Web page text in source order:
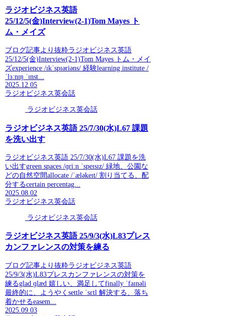
ラジオビジネス英語
25/12/5(金)Interview(2-1)Tom Mayes ト
ム・メイズ
ブログ記事より抜粋ラジオビジネス英語
25/12/5(金)Interview(2-1)Tom Mayes トム・メイ
ズexperience /ɪkˈspɪəriəns/ 経験learning institute /
ˈlɜːnɪŋ ˈɪnst...
2025.12.05
ラジオビジネス英会話
ラジオビジネス英会話
ラジオビジネス英語 25/7/30(水)L67 課題
を洗い出す
ラジオビジネス英語 25/7/30(水)L67 課題を洗
い出すgreen spaces /ɡriːn ˈspeɪsɪz/ 緑地、公園な
どの自然空間allocate /ˈæləkeɪt/ 割り当てる、配
分するcertain percentag...
2025.08.02
ラジオビジネス英会話
ラジオビジネス英会話
ラジオビジネス英語 25/9/3(水)L83プレス
カンファレンスの対策を練る
ブログ記事より抜粋ラジオビジネス英語
25/9/3(水)L83プレスカンファレンスの対策を
練るglad ɡlæd 嬉しい、満足してfinally ˈfaɪnəli
最終的に、ようやくsettle ˈsɛtl 解決する、落ち
着かせるeasem...
2025.09.03